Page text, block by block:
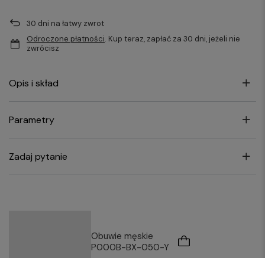
30 dni na łatwy zwrot
Odroczone płatności. Kup teraz, zapłać za 30 dni, jeżeli nie
zwrócisz
Opis i skład
Parametry
Zadaj pytanie
Obuwie męskie
P000B-BX-050-Y